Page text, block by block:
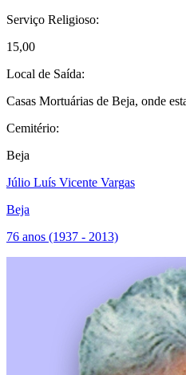
Serviço Religioso:
15,00
Local de Saída:
Casas Mortuárias de Beja, onde
Cemitério:
Beja
Júlio Luís Vicente Vargas
Beja
76 anos (1937 - 2013)